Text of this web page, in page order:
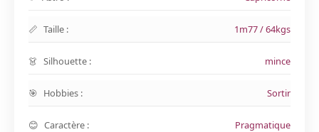
Taille : 1m77 / 64kgs
Silhouette : mince
Hobbies : Sortir
Caractère : Pragmatique